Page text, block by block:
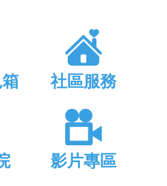
社區服務
影片專區